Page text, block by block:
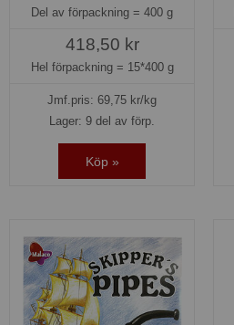
Del av förpackning = 400 g
418,50 kr
Hel förpackning = 15*400 g
Jmf.pris: 69,75 kr/kg
Lager: 9 del av förp.
Köp »